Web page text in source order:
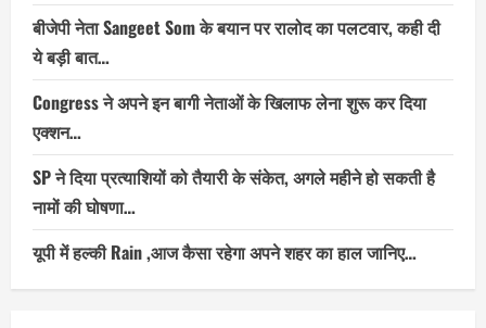
बीजेपी नेता Sangeet Som के बयान पर रालोद का पलटवार, कही दी
ये बड़ी बात…
Congress ने अपने इन बागी नेताओं के खिलाफ लेना शुरू कर दिया
एक्शन…
SP ने दिया प्रत्याशियों को तैयारी के संकेत, अगले महीने हो सकती है
नामों की घोषणा…
यूपी में हल्की Rain ,आज कैसा रहेगा अपने शहर का हाल जानिए…